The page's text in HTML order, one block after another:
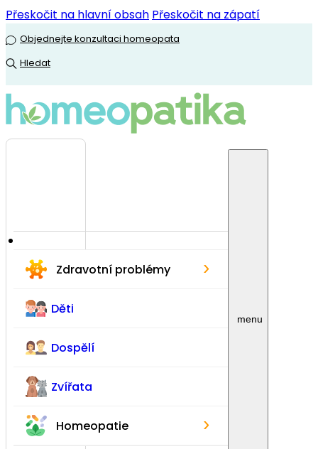
Přeskočit na hlavní obsah Přeskočit na zápatí
Objednejte konzultaci homeopata
Hledat
Zdravotní problémy ›
Děti
Dospělí
Zvířata
Homeopatie ›